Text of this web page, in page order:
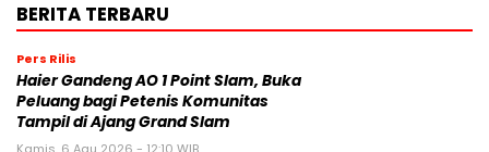
BERITA TERBARU
Pers Rilis
Haier Gandeng AO 1 Point Slam, Buka
Peluang bagi Petenis Komunitas
Tampil di Ajang Grand Slam